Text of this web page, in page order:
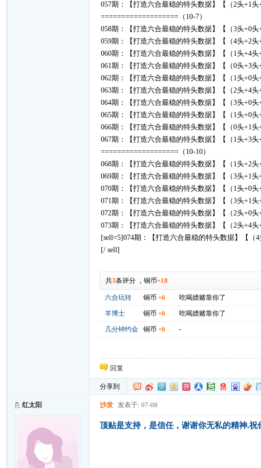
057期：【打造六合最稳的特头数据】【（2头+1
===================（10-7）
058期：【打造六合最稳的特头数据】【（3头+0头
059期：【打造六合最稳的特头数据】【（4头+2头
060期：【打造六合最稳的特头数据】【（1头+4头
061期：【打造六合最稳的特头数据】【（0头+3头
062期：【打造六合最稳的特头数据】【（1头+0头
063期：【打造六合最稳的特头数据】【（2头+4头
064期：【打造六合最稳的特头数据】【（3头+0头
065期：【打造六合最稳的特头数据】【（1头+0头
066期：【打造六合最稳的特头数据】【（0头+1头
067期：【打造六合最稳的特头数据】【（1头+3头
===================（10-10）
068期：【打造六合最稳的特头数据】【（1头+2头
069期：【打造六合最稳的特头数据】【（3头+1头
070期：【打造六合最稳的特头数据】【（1头+0头
071期：【打造六合最稳的特头数据】【（3头+1头
072期：【打造六合最稳的特头数据】【（2头+0
073期：【打造六合最稳的特头数据】【（2头+4头
[sell=5]074期：【打造六合最稳的特头数据】【（
[/ sell]
共3条评分 ，铜币+18
六合玩转 铜币+6 吃喝嫖赌靠你了
羊博士 铜币+6 吃喝嫖赌靠你了
几分钟约会 铜币+6 -
回复
分享到
红太阳 沙发 发表于: 07-08
顶贴是支持，是信任，谢谢你无私的精神.祝